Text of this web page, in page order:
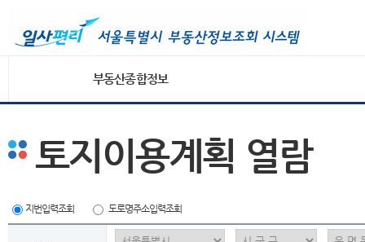
부동산종합정보
토지이용계획 열람
지번입력조회 도로명주소입력조회